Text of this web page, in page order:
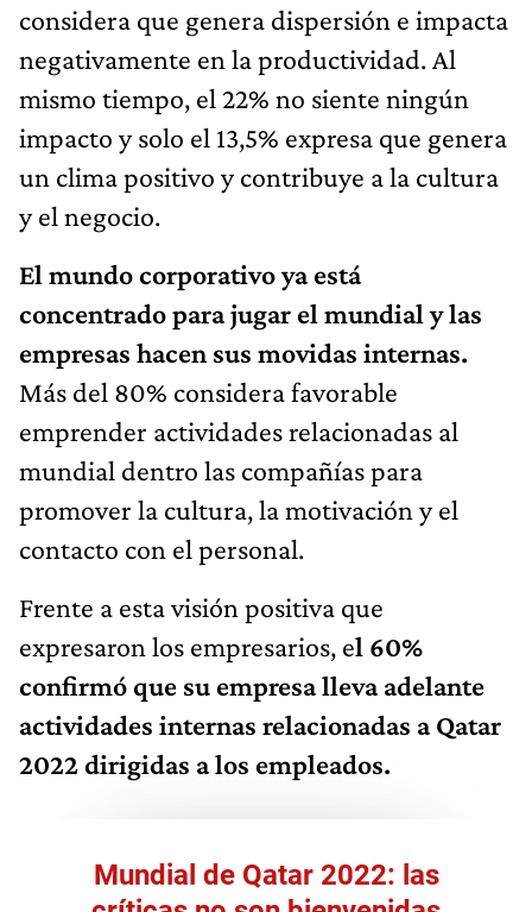
considera que genera dispersión e impacta
negativamente en la productividad. Al
mismo tiempo, el 22% no siente ningún
impacto y solo el 13,5% expresa que genera
un clima positivo y contribuye a la cultura
y el negocio.
El mundo corporativo ya está
concentrado para jugar el mundial y las
empresas hacen sus movidas internas.
Más del 80% considera favorable
emprender actividades relacionadas al
mundial dentro las compañías para
promover la cultura, la motivación y el
contacto con el personal.
Frente a esta visión positiva que
expresaron los empresarios, el 60%
confirmó que su empresa lleva adelante
actividades internas relacionadas a Qatar
2022 dirigidas a los empleados.
Mundial de Qatar 2022: las